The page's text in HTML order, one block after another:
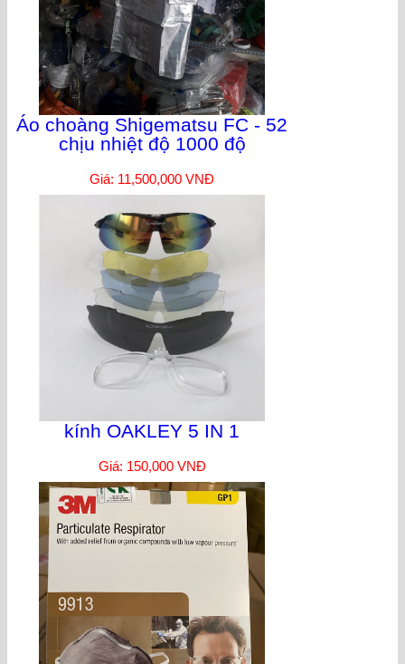
Áo choàng Shigematsu FC - 52
chịu nhiệt độ 1000 độ
Giá: 11,500,000 VNĐ
kính OAKLEY 5 IN 1
Giá: 150,000 VNĐ